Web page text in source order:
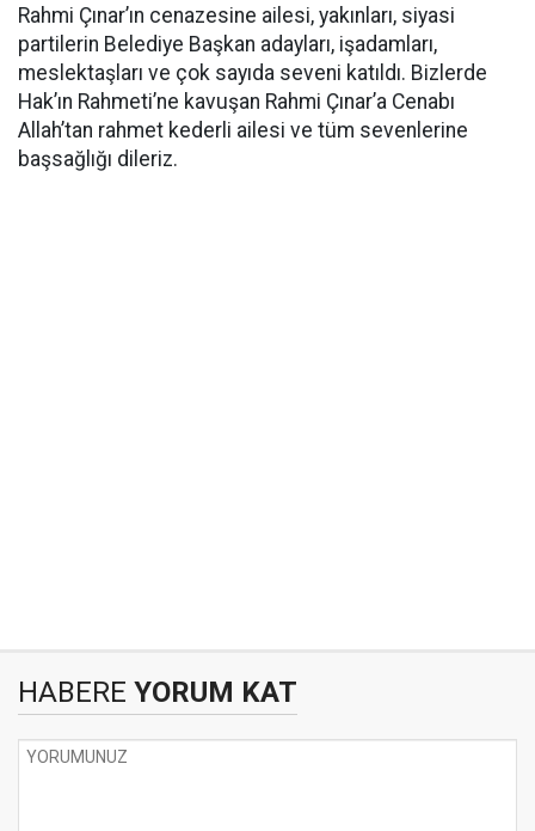
Rahmi Çınar’ın cenazesine ailesi, yakınları, siyasi
partilerin Belediye Başkan adayları, işadamları,
meslektaşları ve çok sayıda seveni katıldı. Bizlerde
Hak’ın Rahmeti’ne kavuşan Rahmi Çınar’a Cenabı
Allah’tan rahmet kederli ailesi ve tüm sevenlerine
başsağlığı dileriz.
HABERE YORUM KAT